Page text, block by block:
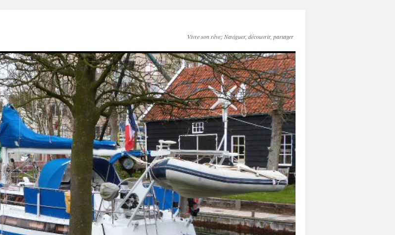
Vivre son rêve; Naviguer, découvrir, partager